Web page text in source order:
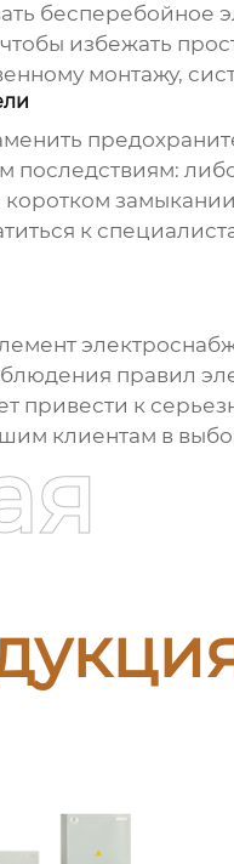
избежать
монтажу,
последствиям:
к
правил
привести к
клиентам в